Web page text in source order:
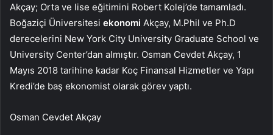
Akçay; Orta ve lise eğitimini Robert Kolej’de tamamladı.
Boğaziçi Üniversitesi ekonomi Akçay, M.Phil ve Ph.D
derecelerini New York City University Graduate School ve
University Center’dan almıştır. Osman Cevdet Akçay, 1
Mayıs 2018 tarihine kadar Koç Finansal Hizmetler ve Yapı
Kredi’de baş ekonomist olarak görev yaptı.
Osman Cevdet Akçay